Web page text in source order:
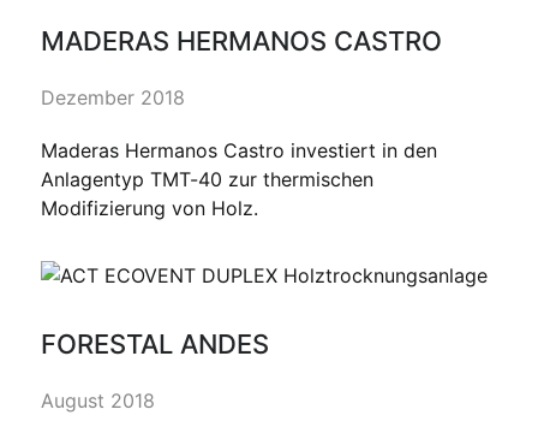
MADERAS HERMANOS CASTRO
Dezember 2018
Maderas Hermanos Castro investiert in den
Anlagentyp TMT-40 zur thermischen
Modifizierung von Holz.
FORESTAL ANDES
August 2018